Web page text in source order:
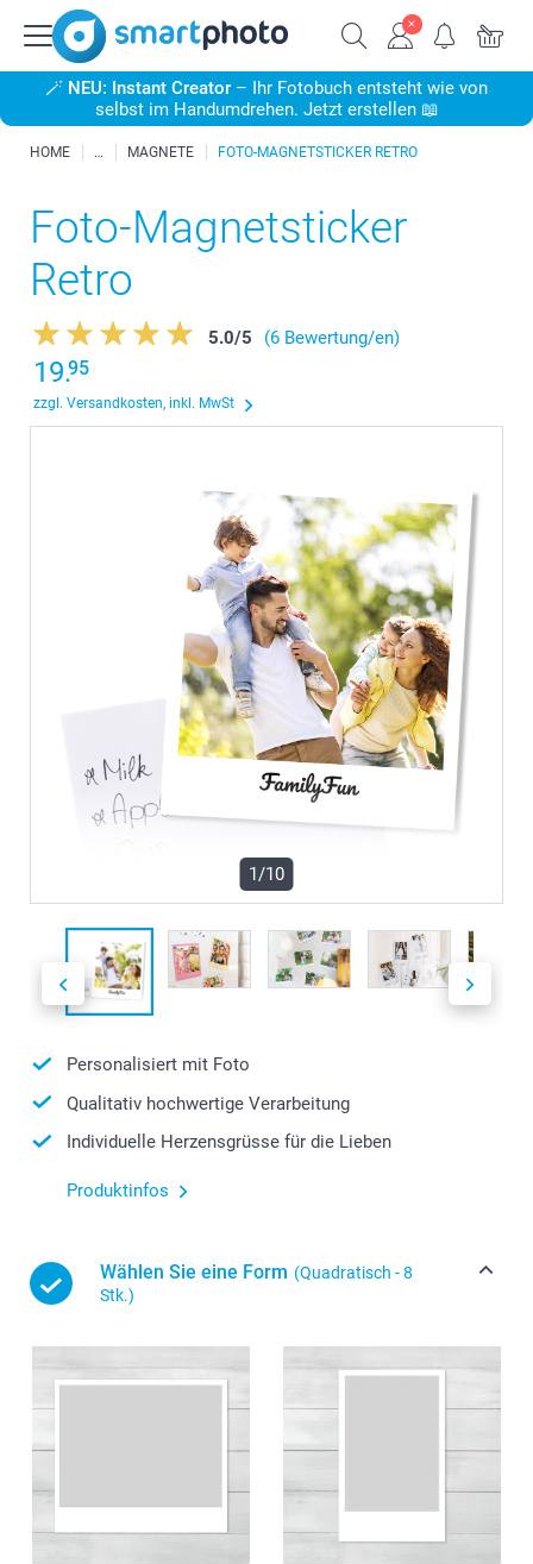
🪄 NEU: Instant Creator – Ihr Fotobuch entsteht wie von
selbst im Handumdrehen. Jetzt erstellen 📖
HOME MAGNETE FOTO-MAGNETSTICKER RETRO
Foto-Magnetsticker
Retro
5.0/5 (6 Bewertung/en)
19.95
zzgl. Versandkosten, inkl. MwSt
1/10
Personalisiert mit Foto
Qualitativ hochwertige Verarbeitung
Individuelle Herzensgrüsse für die Lieben
Produktinfos
Wählen Sie eine Form (Quadratisch - 8
Stk.)